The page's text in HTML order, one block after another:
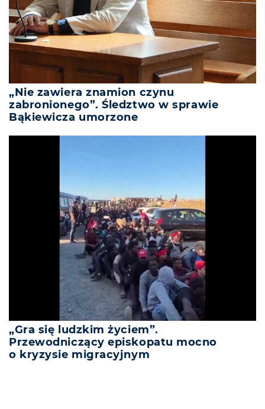
„Nie zawiera znamion czynu
zabronionego”. Śledztwo w sprawie
Bąkiewicza umorzone
„Gra się ludzkim życiem”.
Przewodniczący episkopatu mocno
o kryzysie migracyjnym